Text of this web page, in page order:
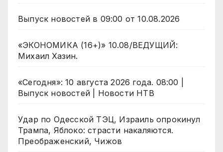
Выпуск новостей в 09:00 от 10.08.2026
«ЭКОНОМИКА (16+)» 10.08/ВЕДУЩИЙ:
Михаил Хазин.
«Сегодня»: 10 августа 2026 года. 08:00 |
Выпуск новостей | Новости НТВ
Удар по Одесской ТЭЦ, Израиль опрокинул
Трампа, Яблоко: страсти накаляются.
Преображенский, Чижов